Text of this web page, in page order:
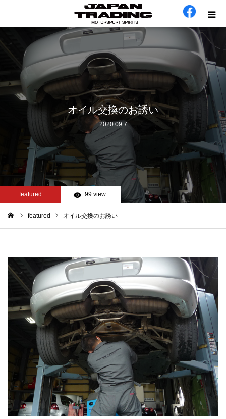
オイル交換のお誘い
2020.09.7
featured 99 view
featured オイル交換のお誘い
ホーム
在庫車
会社概要
カテゴリー
工場日誌
お問い合わせ